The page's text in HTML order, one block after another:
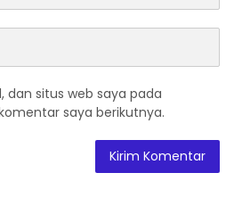
dan situs web saya pada
saya berikutnya.